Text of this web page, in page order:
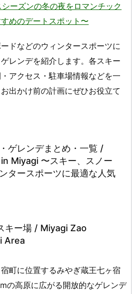
ーズンの冬の夜をロマンチック
めのデートスポット〜
ドなどのウィンタースポーツに
レンデを紹介します。各スキー
アクセス・駐車場情報などを一
出かけ前の計画にぜひお役立て
ゲレンデまとめ・一覧 /
Miyagi 〜スキー、スノー
タースポーツに最適な人気
キー場 / Miyagi Zao
Area
町に位置するみやぎ蔵王七ヶ宿
の高原に広がる開放的なゲレンデ